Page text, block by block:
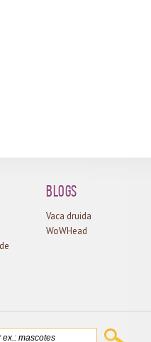
Blogs
Vaca druida
WoWHead